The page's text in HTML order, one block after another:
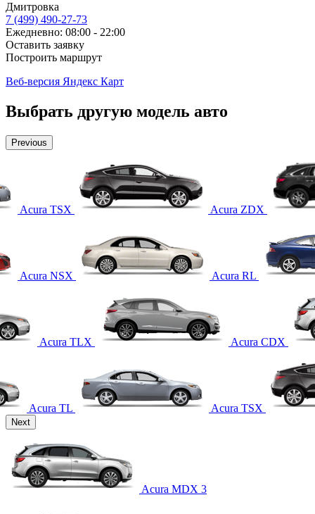
Дмитровка
7 (499) 490-27-73
Ежедневно: 08:00 - 22:00
Оставить заявку
Построить маршрут
Веб-версия Яндекс Карт
Выбрать другую модель авто
Previous
Acura TSX Acura ZDX
Acura NSX Acura RL
Acura TLX Acura CDX
Acura TL Acura TSX
Next
Acura MDX 3